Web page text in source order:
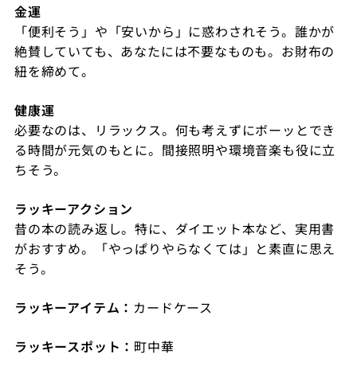
金運
「便利そう」や「安いから」に惑わされそう。誰かが
絶賛していても、あなたには不要なものも。お財布の
紐を締めて。
健康運
必要なのは、リラックス。何も考えずにボーッとでき
る時間が元気のもとに。間接照明や環境音楽も役に立
ちそう。
ラッキーアクション
昔の本の読み返し。特に、ダイエット本など、実用書
がおすすめ。「やっぱりやらなくては」と素直に思え
そう。
ラッキーアイテム： カードケース
ラッキースポット： 町中華